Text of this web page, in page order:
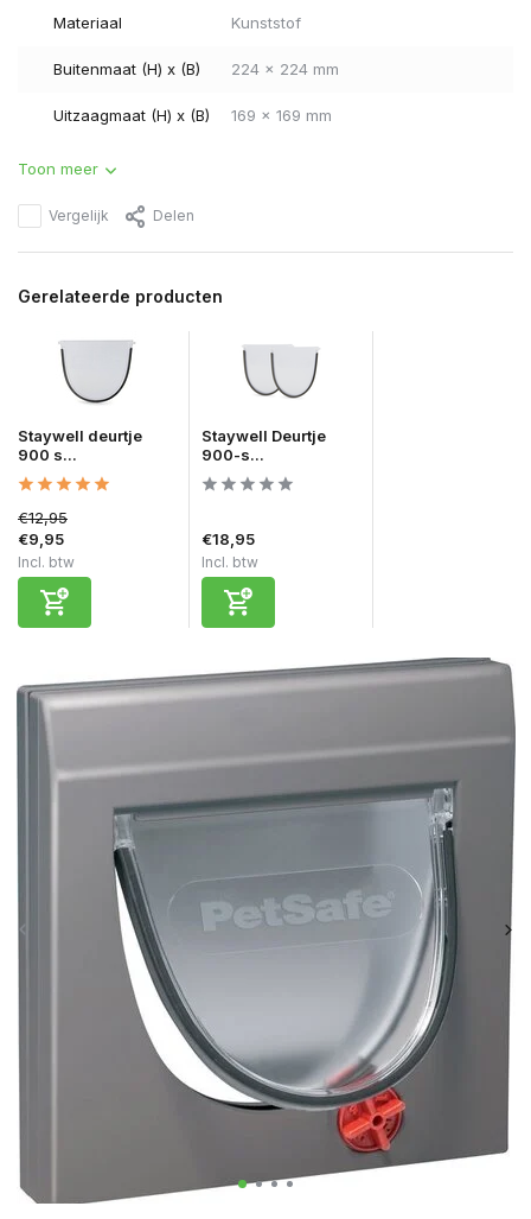
Materiaal Kunststof
Buitenmaat (H) x (B) 224 x 224 mm
Uitzaagmaat (H) x (B) 169 x 169 mm
Toon meer
Vergelijk Delen
Gerelateerde producten
Staywell deurtje
900 s...
€12,95
€9,95
Incl. btw
Staywell Deurtje
900-s...
€18,95
Incl. btw